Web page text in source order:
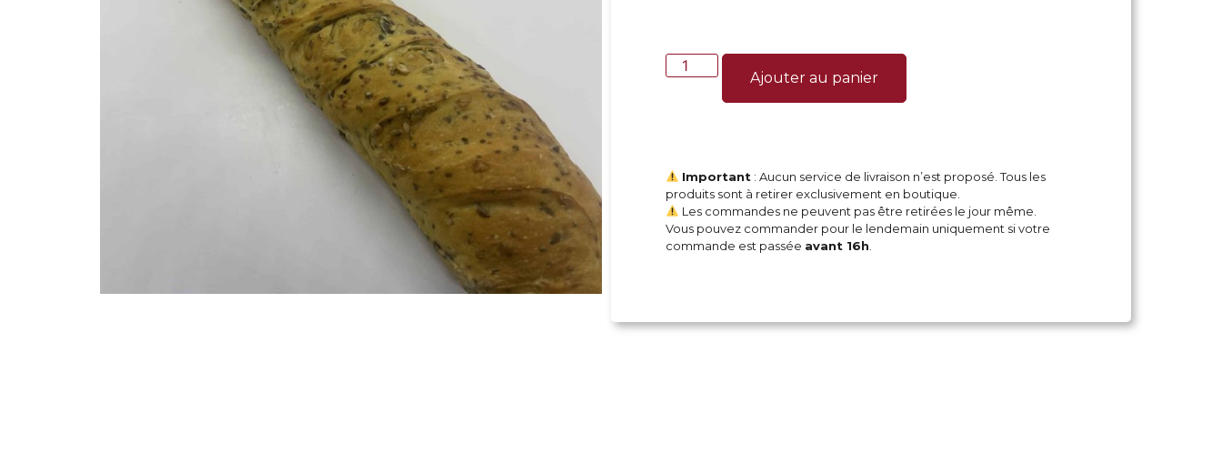
Ajouter au panier
Important : Aucun service de livraison n’est proposé. Tous les
produits sont à retirer exclusivement en boutique.
Les commandes ne peuvent pas être retirées le jour même.
Vous pouvez commander pour le lendemain uniquement si votre
commande est passée avant 16h